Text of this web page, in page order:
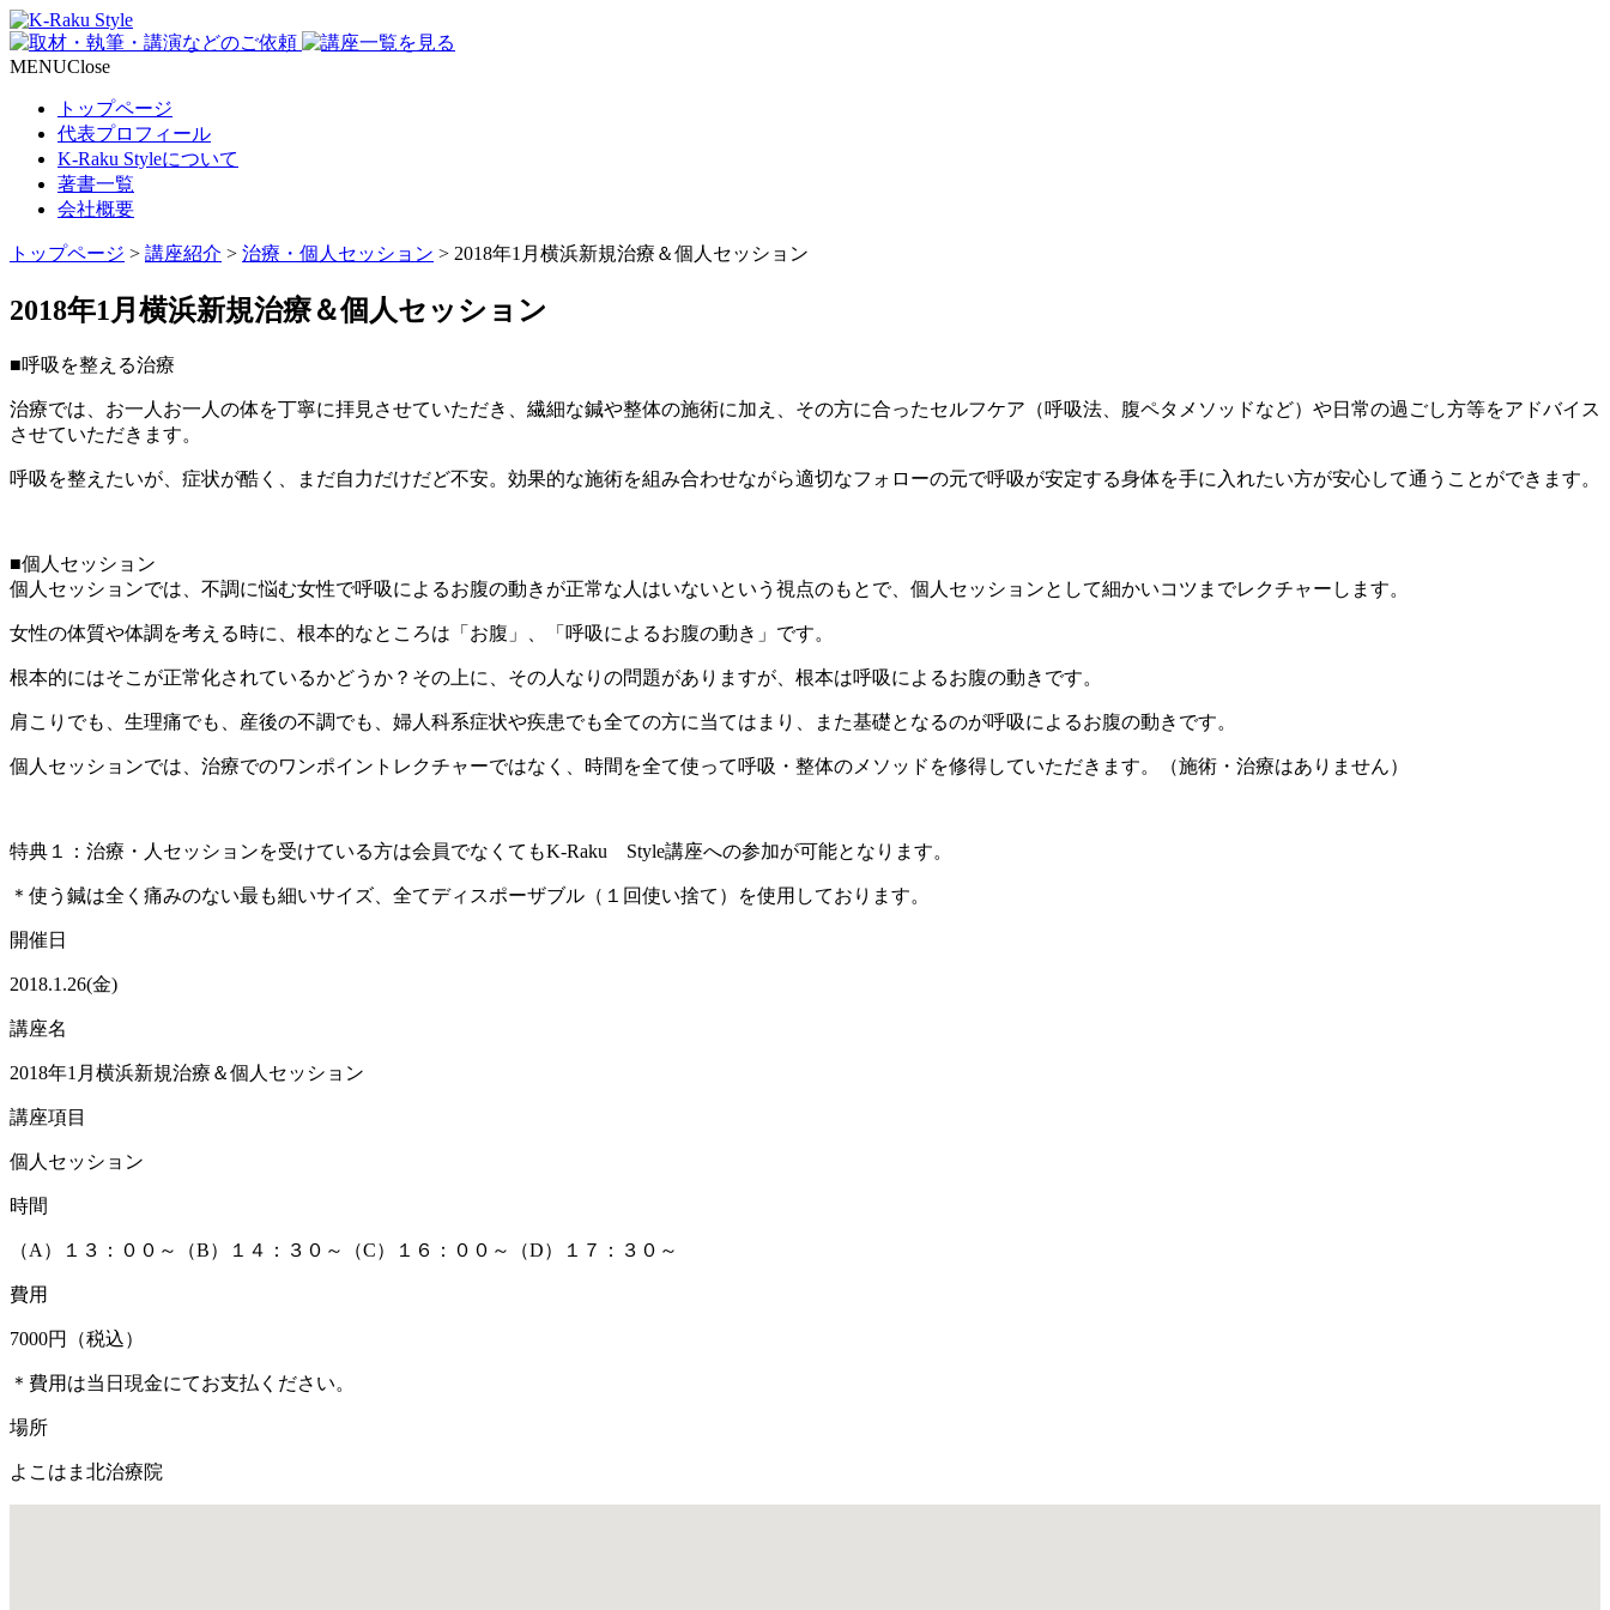
MENUClose
トップページ
代表プロフィール
K-Raku Styleについて
著書一覧
会社概要
トップページ > 講座紹介 > 治療・個人セッション > 2018年1月横浜新規治療＆個人セッション
2018年1月横浜新規治療＆個人セッション
■呼吸を整える治療
治療では、お一人お一人の体を丁寧に拝見させていただき、繊細な鍼や整体の施術に加え、その方に合ったセルフケア（呼吸法、腹ペタメソッドなど）や日常の過ごし方等をアドバイス
させていただきます。
呼吸を整えたいが、症状が酷く、まだ自力だけだど不安。効果的な施術を組み合わせながら適切なフォローの元で呼吸が安定する身体を手に入れたい方が安心して通うことができます。
■個人セッション
個人セッションでは、不調に悩む女性で呼吸によるお腹の動きが正常な人はいないという視点のもとで、個人セッションとして細かいコツまでレクチャーします。
女性の体質や体調を考える時に、根本的なところは「お腹」、「呼吸によるお腹の動き」です。
根本的にはそこが正常化されているかどうか？その上に、その人なりの問題がありますが、根本は呼吸によるお腹の動きです。
肩こりでも、生理痛でも、産後の不調でも、婦人科系症状や疾患でも全ての方に当てはまり、また基礎となるのが呼吸によるお腹の動きです。
個人セッションでは、治療でのワンポイントレクチャーではなく、時間を全て使って呼吸・整体のメソッドを修得していただきます。（施術・治療はありません）
特典１：治療・人セッションを受けている方は会員でなくてもK-Raku Style講座への参加が可能となります。
＊使う鍼は全く痛みのない最も細いサイズ、全てディスポーザブル（１回使い捨て）を使用しております。
開催日
2018.1.26(金)
講座名
2018年1月横浜新規治療＆個人セッション
講座項目
個人セッション
時間
（A）１３：００～（B）１４：３０～（C）１６：００～（D）１７：３０～
費用
7000円（税込）
＊費用は当日現金にてお支払ください。
場所
よこはま北治療院